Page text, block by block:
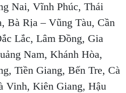
Nai, Vĩnh Phúc, Thái
Bà Rịa – Vũng Tàu, Cần
Lắc, Lâm Đồng, Gia
Nam, Khánh Hòa,
Tiền Giang, Bến Tre, Cà
Vinh, Kiên Giang, Hậu